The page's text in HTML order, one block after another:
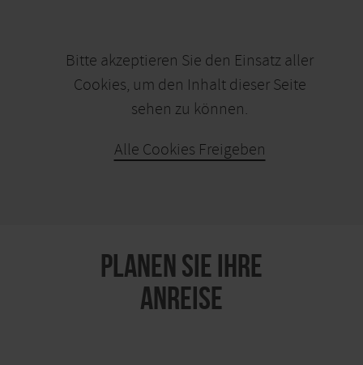
Bitte akzeptieren Sie den Einsatz aller
Cookies, um den Inhalt dieser Seite
sehen zu können.
Alle Cookies Freigeben
PLANEN SIE IHRE
ANREISE